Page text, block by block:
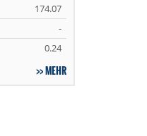
174.07
-
0.24
MEHR